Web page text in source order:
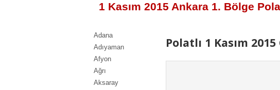
1 Kasım 2015 Ankara 1. Bölge
Adana
Adıyaman
Afyon
Ağrı
Aksaray
Polatlı 1 Kasım